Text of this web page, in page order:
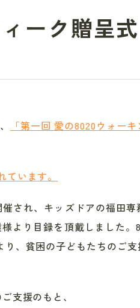
ーク贈呈式
「第一回 愛の8020ウォーキ
います。
され、キッズドアの福田
より目録を頂戴しました。
、貧困の子どもたちのご
支援のもと、